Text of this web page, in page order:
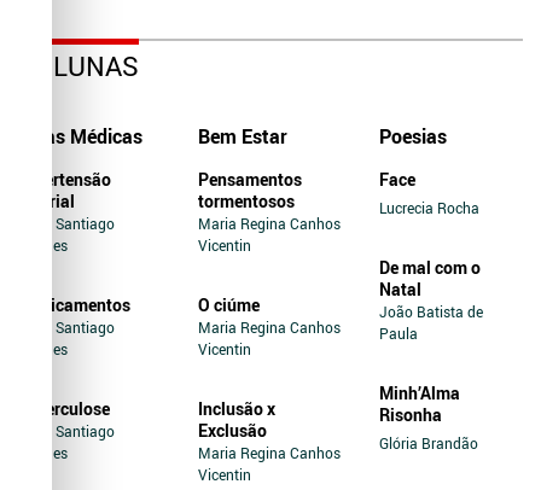
COLUNAS
Dicas Médicas
Hipertensão
Arterial
Jairo Santiago
Novaes
Medicamentos
Jairo Santiago
Novaes
Tuberculose
Jairo Santiago
Novaes
Bem Estar
Pensamentos
tormentosos
Maria Regina Canhos
Vicentin
O ciúme
Maria Regina Canhos
Vicentin
Inclusão x
Exclusão
Maria Regina Canhos
Vicentin
Poesias
Face
Lucrecia Rocha
De mal com o
Natal
João Batista de
Paula
Minh’Alma
Risonha
Glória Brandão